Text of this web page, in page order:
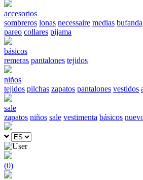
accesorios
sombreros lonas necessaire medias bufanda
pareo collares pijama
básicos
remeras pantalones tejidos
niños
tejidos pilchas zapatos pantalones vestidos
sale
zapatos niños sale vestimenta básicos
(0)